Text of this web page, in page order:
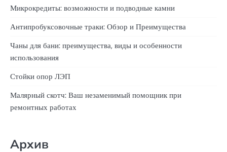
Микрокредиты: возможности и подводные камни
Антипробуксовочные траки: Обзор и Преимущества
Чаны для бани: преимущества, виды и особенности
использования
Стойки опор ЛЭП
Малярный скотч: Ваш незаменимый помощник при
ремонтных работах
Архив